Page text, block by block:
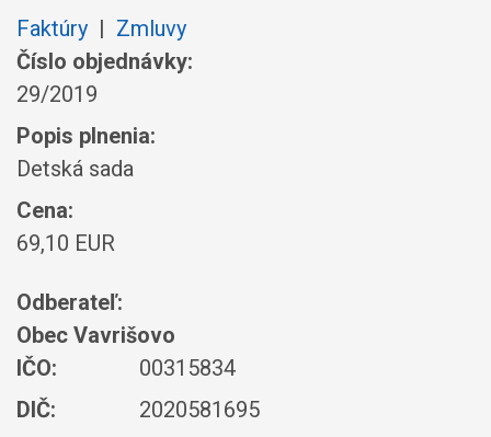
Faktúry | Zmluvy
Číslo objednávky:
29/2019
Popis plnenia:
Detská sada
Cena:
69,10 EUR
Odberateľ:
Obec Vavrišovo
IČO:
00315834
DIČ:
2020581695